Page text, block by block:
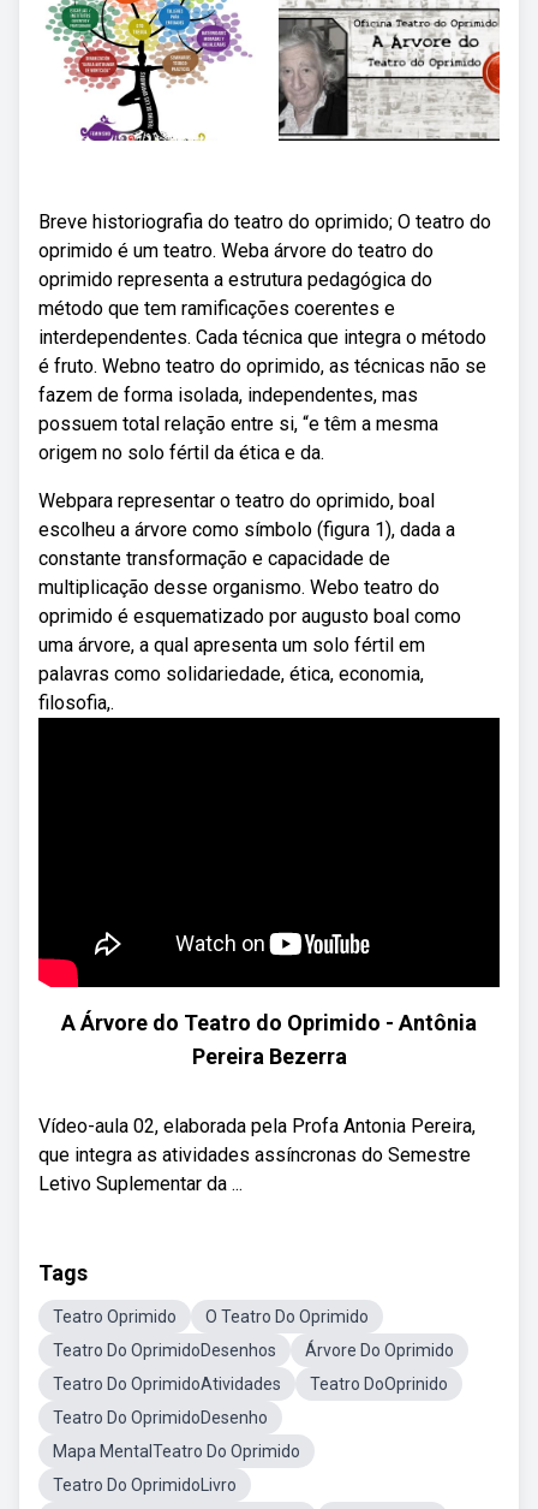
Breve historiografia do teatro do oprimido; O teatro do
oprimido é um teatro. Weba árvore do teatro do
oprimido representa a estrutura pedagógica do
método que tem ramificações coerentes e
interdependentes. Cada técnica que integra o método
é fruto. Webno teatro do oprimido, as técnicas não se
fazem de forma isolada, independentes, mas
possuem total relação entre si, “e têm a mesma
origem no solo fértil da ética e da.
Webpara representar o teatro do oprimido, boal
escolheu a árvore como símbolo (figura 1), dada a
constante transformação e capacidade de
multiplicação desse organismo. Webo teatro do
oprimido é esquematizado por augusto boal como
uma árvore, a qual apresenta um solo fértil em
palavras como solidariedade, ética, economia,
filosofia,.
A Árvore do Teatro do Oprimido - Antônia
Pereira Bezerra
Vídeo-aula 02, elaborada pela Profa Antonia Pereira,
que integra as atividades assíncronas do Semestre
Letivo Suplementar da ...
Tags
Teatro Oprimido
O Teatro Do Oprimido
Teatro Do OprimidoDesenhos
Árvore Do Oprimido
Teatro Do OprimidoAtividades
Teatro DoOprinido
Teatro Do OprimidoDesenho
Mapa MentalTeatro Do Oprimido
Teatro Do OprimidoLivro